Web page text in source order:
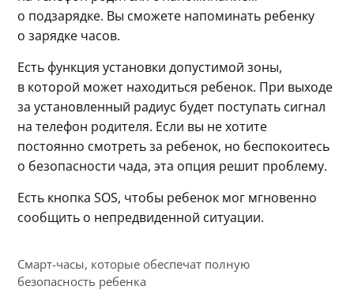
о подзарядке. Вы сможете напоминать ребенку
о зарядке часов.
Есть функция установки допустимой зоны,
в которой может находиться ребенок. При выходе
за установленный радиус будет поступать сигнал
на телефон родителя. Если вы не хотите
постоянно смотреть за ребенок, но беспокоитесь
о безопасности чада, эта опция решит проблему.
Есть кнопка SOS, чтобы ребенок мог мгновенно
сообщить о непредвиденной ситуации.
Смарт-часы, которые обеспечат полную
безопасность ребенка